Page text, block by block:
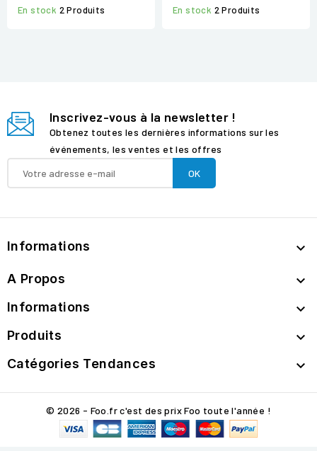
En stock 2 Produits En stock 2 Produits
Inscrivez-vous à la newsletter !
Obtenez toutes les dernières informations sur les
événements, les ventes et les offres
Informations 
A Propos 
Informations 
Produits 
Catégories Tendances 
© 2026 - Foo.fr c'est des prix Foo toute l'année !